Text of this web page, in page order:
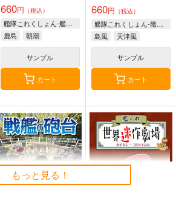
660円 （税込）
艦隊これくしょん-艦これ-
鹿島
朝潮
サンプル
カート
660円 （税込）
艦隊これくしょん-艦これ-
島風
天津風
サンプル
カート
もっと見る！